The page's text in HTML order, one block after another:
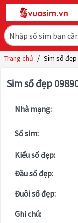
Trang chủ / Sim số đẹp
Sim số đẹp
Nhà mạng:
Số sim:
Kiểu số đẹp:
Đầu số đẹp:
Đuôi số đẹp:
Ghi chú: